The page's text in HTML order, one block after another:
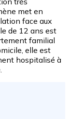
met en
face aux
de 12 ans est
familial
elle est
hospitalisé à